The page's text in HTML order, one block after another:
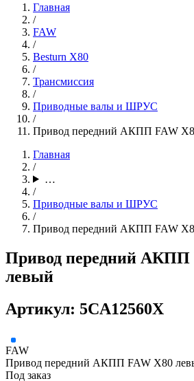
Главная
/
FAW
/
Besturn X80
/
Трансмиссия
/
Приводные валы и ШРУС
/
Привод передний АКПП FAW
Главная
/
…
/
Приводные валы и ШРУС
/
Привод передний АКПП FAW
Привод передний АКПП
левый
Артикул: 5CA12560X
FAW
Привод передний АКПП FAW X80
Под заказ